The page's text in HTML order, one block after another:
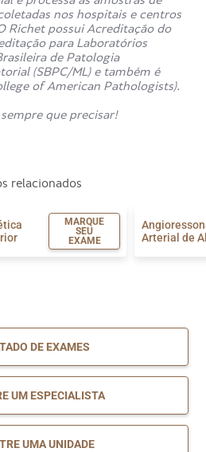
cerebral, certos tipos
tipos de próteses vasculares,
ou hastes metálicas.
estejam no primeiro trimestre de
evitar o procedimento, a menos
médicos ao radiologista antes
nos hospitais e centros
Richet possui Acreditação do
para Laboratórios
de Patologia
(SBPC/ML) e também é
of American Pathologists).
sempre que precisar!
relacionados
MARQUE
SEU
EXAME
Arterial de
DE EXAMES
UM ESPECIALISTA
UMA UNIDADE